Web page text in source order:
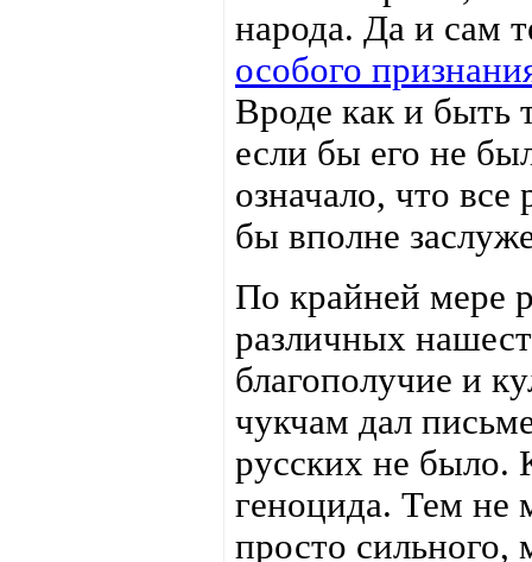
народа. Да и сам
особого
Вроде как и быть
если бы его не
означало, что
бы вполне
По крайней мере
различных
благополучие и
чукчам дал
русских не было.
геноцида. Тем не
просто сильного,